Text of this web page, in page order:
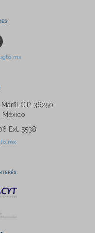
C.P. 36250
México
Ext. 5538